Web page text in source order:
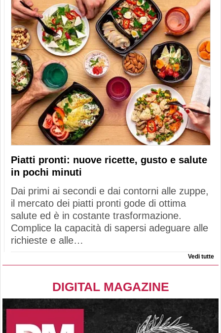
Piatti pronti: nuove ricette, gusto e salute
in pochi minuti
Dai primi ai secondi e dai contorni alle zuppe,
il mercato dei piatti pronti gode di ottima
salute ed è in costante trasformazione.
Complice la capacità di sapersi adeguare alle
richieste e alle…
Vedi tutte
DIGITAL MAGAZINE